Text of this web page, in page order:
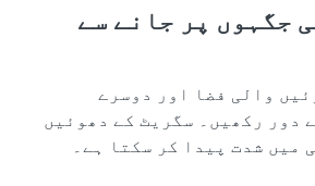
جگہوں پر جانے سے
والی فضا اور دوسرے
دور رکھیں۔ سگریٹ کے دھوئیں
میں شدت پیدا کر سکتا ہے۔